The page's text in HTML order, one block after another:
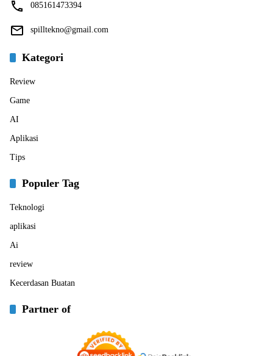
085161473394
spilltekno@gmail.com
Kategori
Review
Game
AI
Aplikasi
Tips
Populer Tag
Teknologi
aplikasi
Ai
review
Kecerdasan Buatan
Partner of